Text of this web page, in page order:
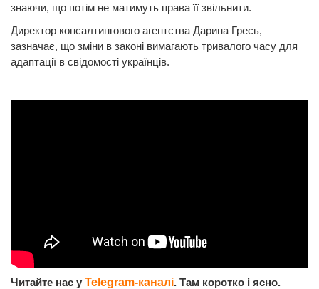
знаючи, що потім не матимуть права її звільнити.
Директор консалтингового агентства Дарина Гресь,
зазначає, що зміни в законі вимагають тривалого часу для
адаптації в свідомості українців.
Читайте нас у Telegram-каналі. Там коротко і ясно.